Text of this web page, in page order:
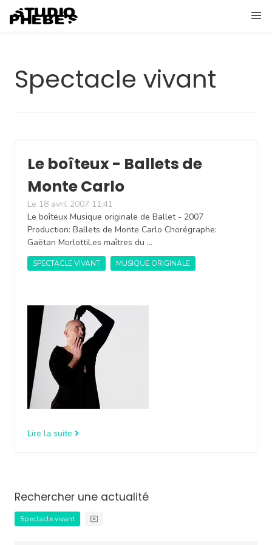
Spectacle vivant
Le boîteux - Ballets de
Monte Carlo
Le 18 avril 2007 11:41
Le boîteux Musique originale de Ballet - 2007
Production: Ballets de Monte Carlo Chorégraphe:
Gaëtan MorlottiLes maîtres du …
SPECTACLE VIVANT MUSIQUE ORIGINALE
Lire la suite
Rechercher une actualité
Spectacle vivant